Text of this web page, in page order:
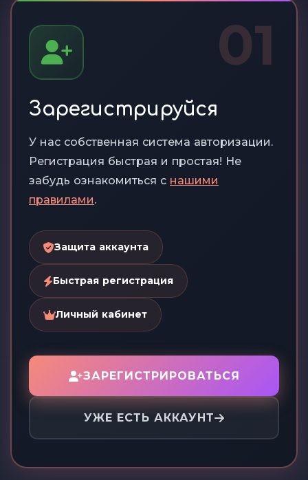
01
Зарегистрируйся
У нас собственная система авторизации.
Регистрация быстрая и простая! Не
забудь ознакомиться с нашими
правилами.
Защита аккаунта
Быстрая регистрация
Личный кабинет
ЗАРЕГИСТРИРОВАТЬСЯ
УЖЕ ЕСТЬ АККАУНТ